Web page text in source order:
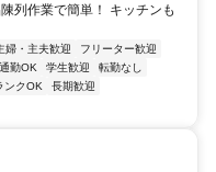
列作業で簡単！ キッチンも
婦・主夫歓迎
フリーター歓迎
勤OK 学生歓迎
転勤なし
ンクOK
長期歓迎